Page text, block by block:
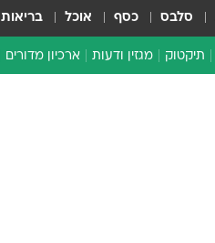
סלבס כסף אוכל בריאות
תיקטוק מגזין ודעות ארכיון מדורים